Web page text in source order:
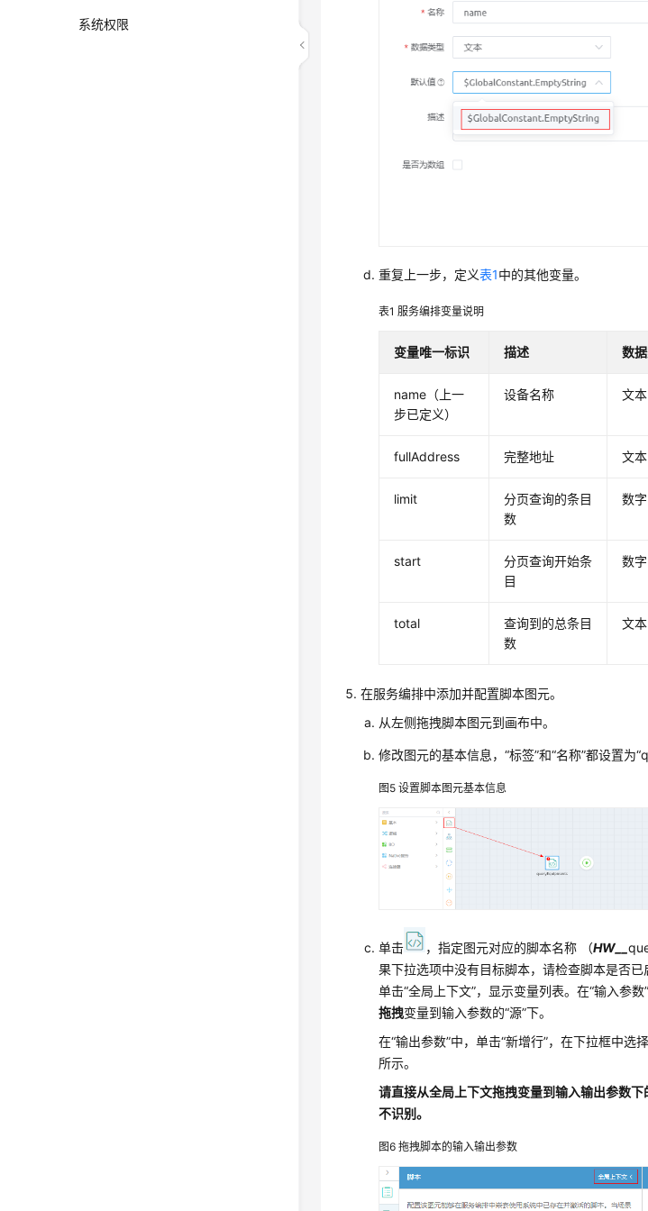
系统权限
重复上一步，定义表1中的其他变量。
表1 服务编排变量说明
变量唯一标识 描述 数
name（上一
步已定义）
设备名称 文本
fullAddress 完整地址 文本
limit
分页查询的条目
数
数字
start
分页查询开始条
目
数字
total
查询到的总条目
数
文本
在服务编排中添加并配置脚本图元。
从左侧拖拽脚本图元到画布中。
修改图元的基本信息，“标签”和“名称”都设置为
图5设置脚本图元基本信息
单击 ，指定图元对应的脚本名称 （HW__
果下拉选项中没有目标脚本，请检查脚本是否已
单击“全局上下文”，显示变量列表。在“输入参
拖拽变量到输入参数的“源”下。
在“输出参数”中，单击“新增行”，在下拉框中选
所示。
请直接从全局上下文拖拽变量到输入输出参数
不识别。
图6拖拽脚本的输入输出参数